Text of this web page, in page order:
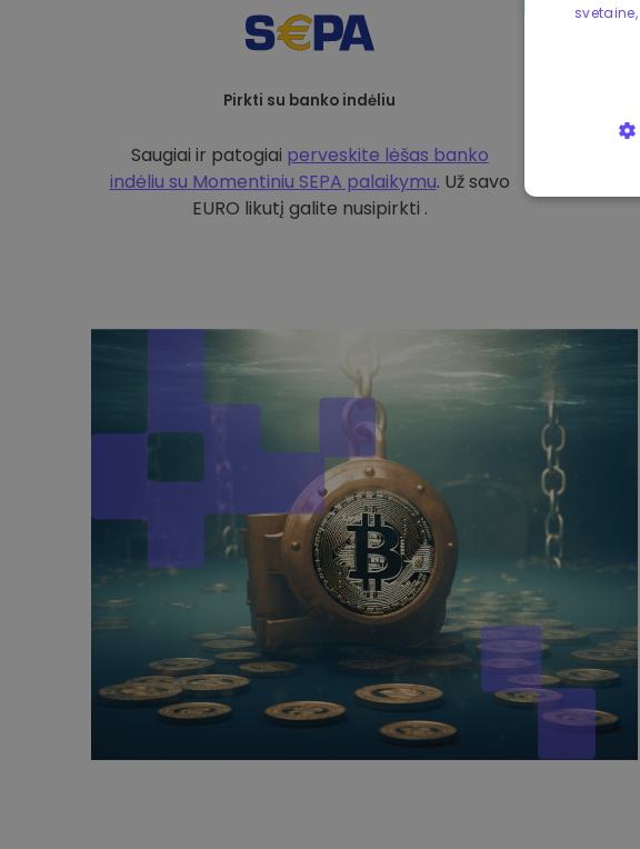
Pirkti su banko indėliu
Saugiai ir patogiai perveskite lėšas banko
indėliu su Momentiniu SEPA palaikymu. Už savo
EURO likutį galite nusipirkti .